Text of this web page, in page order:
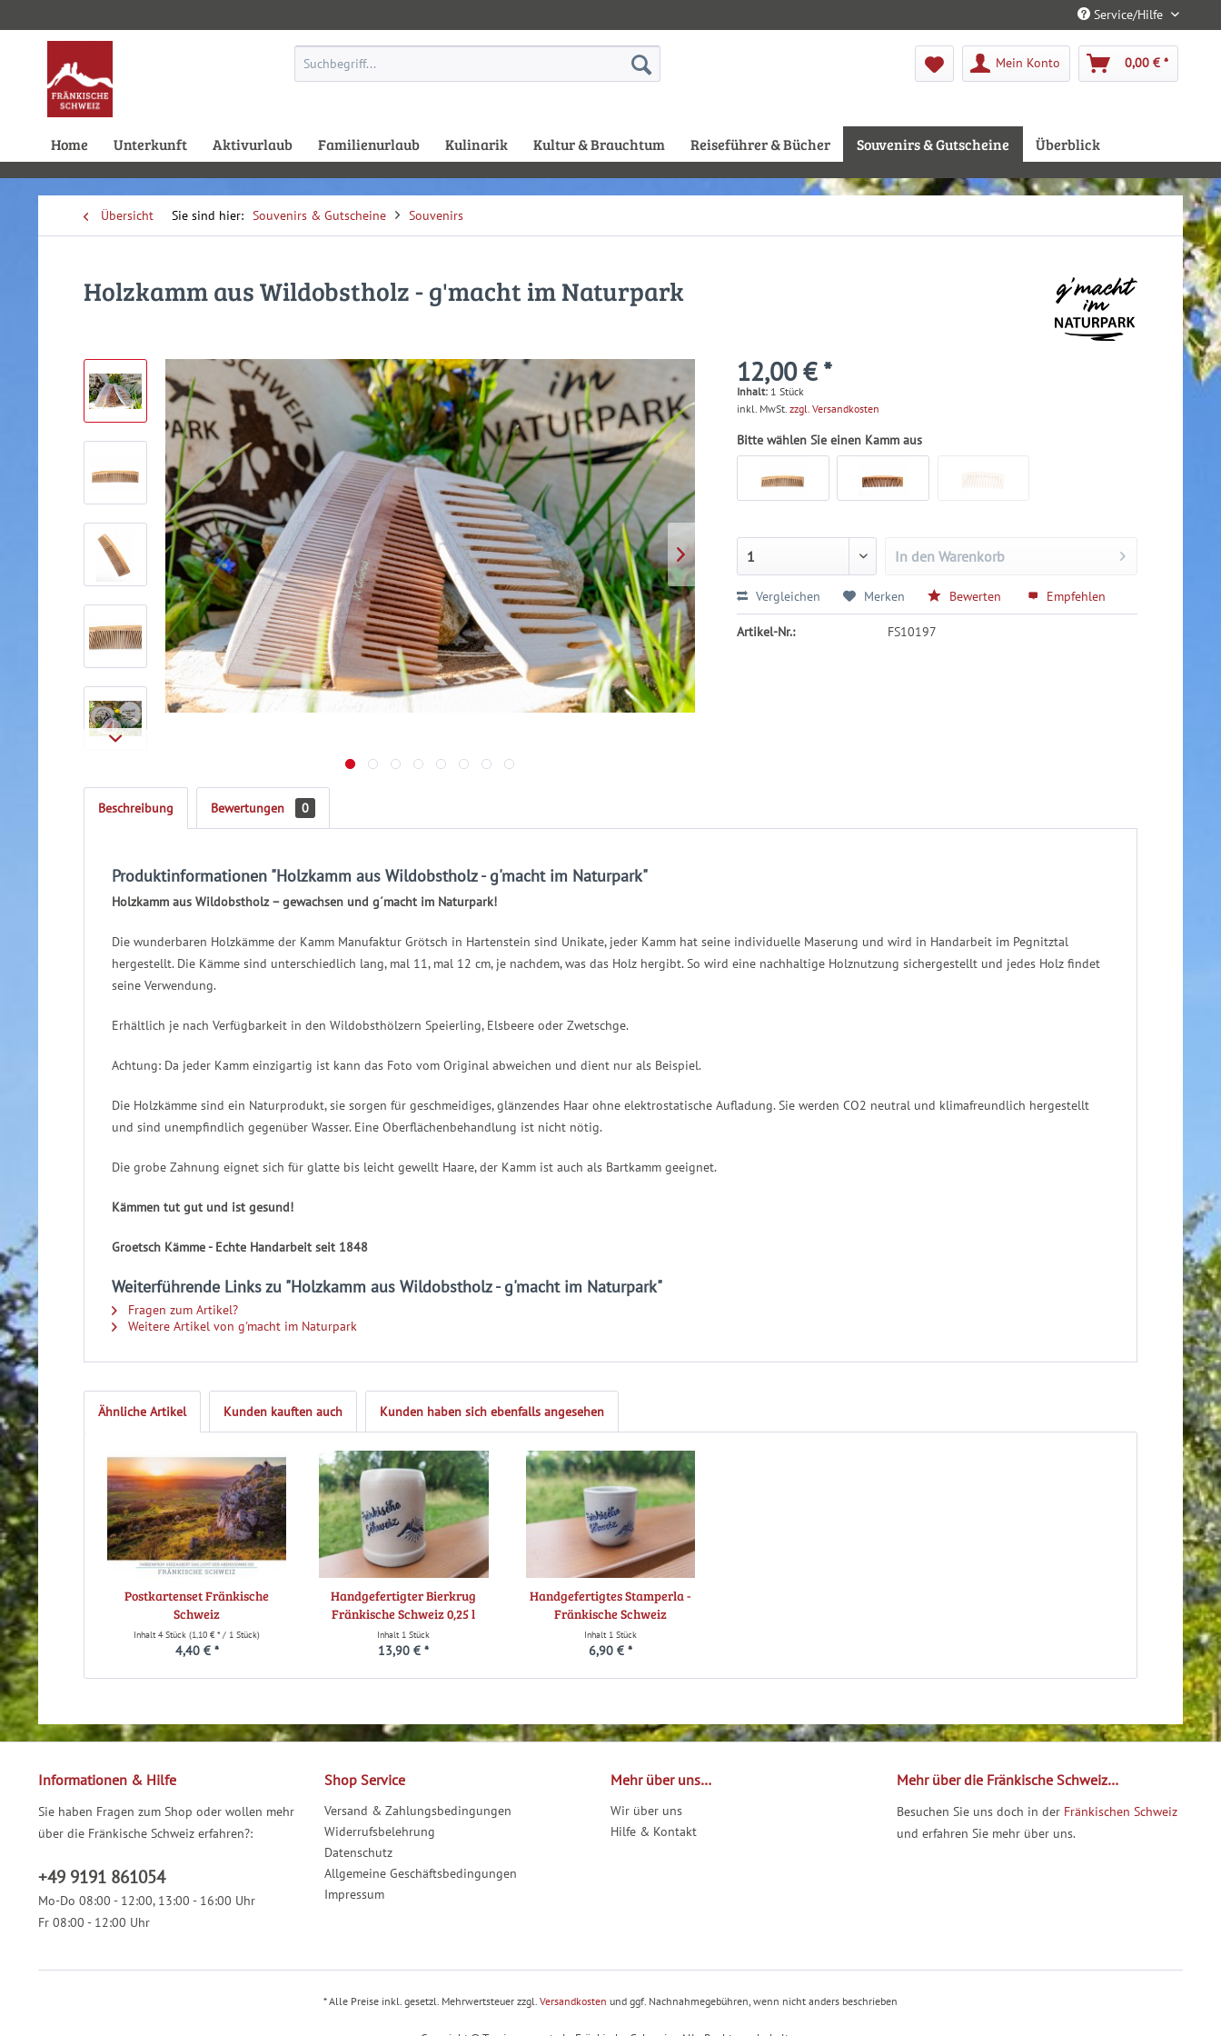
Service/Hilfe
Mein Konto 0,00 € *
Home Unterkunft Aktivurlaub Familienurlaub Kulinarik Kultur & Brauchtum Reiseführer & Bücher Souvenirs & Gutscheine Überblick
Übersicht Souvenirs & Gutscheine Souvenirs
Holzkamm aus Wildobstholz - g'macht im Naturpark
12,00 € *
Inhalt: 1 Stück
inkl. MwSt.zzgl. Versandkosten
Bitte wählen Sie einen Kamm aus
In den Warenkorb
Vergleichen Merken Bewerten Empfehlen
Artikel-Nr.: FS10197
Beschreibung Bewertungen 0
Produktinformationen "Holzkamm aus Wildobstholz - g'macht im Naturpark"
Holzkamm aus Wildobstholz – gewachsen und g´macht im Naturpark!
Die wunderbaren Holzkämme der Kamm Manufaktur Grötsch in Hartenstein sind Unikate, jeder Kamm hat seine individuelle Maserung und wird in Handarbeit im Pegnitztal
hergestellt. Die Kämme sind unterschiedlich lang, mal 11, mal 12 cm, je nachdem, was das Holz hergibt. So wird eine nachhaltige Holznutzung sichergestellt und jedes Holz findet
seine Verwendung.
Erhältlich je nach Verfügbarkeit in den Wildobsthölzern Speierling, Elsbeere oder Zwetschge.
Achtung: Da jeder Kamm einzigartig ist kann das Foto vom Original abweichen und dient nur als Beispiel.
Die Holzkämme sind ein Naturprodukt, sie sorgen für geschmeidiges, glänzendes Haar ohne elektrostatische Aufladung. Sie werden CO2 neutral und klimafreundlich hergestellt
und sind unempfindlich gegenüber Wasser. Eine Oberflächenbehandlung ist nicht nötig.
Die grobe Zahnung eignet sich für glatte bis leicht gewellt Haare, der Kamm ist auch als Bartkamm geeignet.
Kämmen tut gut und ist gesund!
Groetsch Kämme - Echte Handarbeit seit 1848
Weiterführende Links zu "Holzkamm aus Wildobstholz - g'macht im Naturpark"
Fragen zum Artikel?
Weitere Artikel von g'macht im Naturpark
Ähnliche Artikel Kunden kauften auch Kunden haben sich ebenfalls angesehen
Postkartenset Fränkische
Schweiz
Inhalt4 Stück(1,10 € * / 1 Stück)
4,40 € *
Handgefertigter Bierkrug
Fränkische Schweiz 0,25 l
Inhalt 1 Stück
13,90 € *
Handgefertigtes Stamperla -
Fränkische Schweiz
Inhalt 1 Stück
6,90 € *
Informationen & Hilfe
Sie haben Fragen zum Shop oder wollen mehr
über die Fränkische Schweiz erfahren?:
+49 9191 861054
Mo-Do 08:00 - 12:00, 13:00 - 16:00 Uhr
Fr 08:00 - 12:00 Uhr
Shop Service
Versand & Zahlungsbedingungen
Widerrufsbelehrung
Datenschutz
Allgemeine Geschäftsbedingungen
Impressum
Mehr über uns…
Wir über uns
Hilfe & Kontakt
Mehr über die Fränkische Schweiz…
Besuchen Sie uns doch in der Fränkischen Schweiz
und erfahren Sie mehr über uns.
* Alle Preise inkl. gesetzl. Mehrwertsteuer zzgl. Versandkosten und ggf. Nachnahmegebühren, wenn nicht anders beschrieben